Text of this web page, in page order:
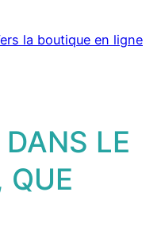
la boutique en ligne
DANS LE
QUE